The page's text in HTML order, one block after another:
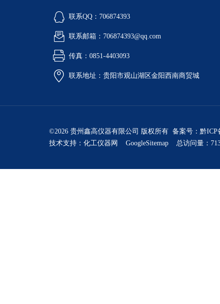
联系QQ：706874393
联系邮箱：706874393@qq.com
传真：0851-4403093
联系地址：贵阳市观山湖区金阳西南商贸城
©2026 贵州鑫高仪器有限公司 版权所有 备案号： 黔ICP
技术支持： 化工仪器网 GoogleSitemap 总访问量：